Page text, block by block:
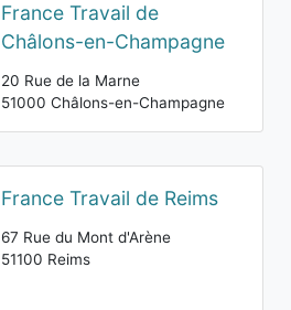
France Travail de
Châlons-en-Champagne
20 Rue de la Marne
51000 Châlons-en-Champagne
France Travail de Reims
67 Rue du Mont d'Arène
51100 Reims